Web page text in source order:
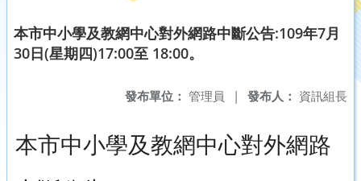
本市中小學及教網中心對外網路中斷公告:109年7月
30日(星期四)17:00至 18:00。
發布人： 資訊組長
發布單位： 管理員 |
本市中小學及教網中心對外網路